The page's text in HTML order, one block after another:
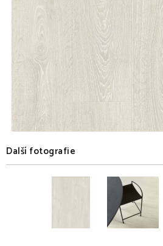
Další fotografie